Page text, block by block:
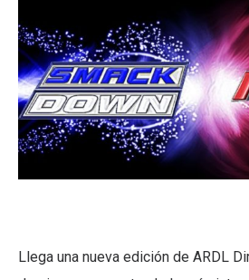
Llega una nueva edición de ARDL